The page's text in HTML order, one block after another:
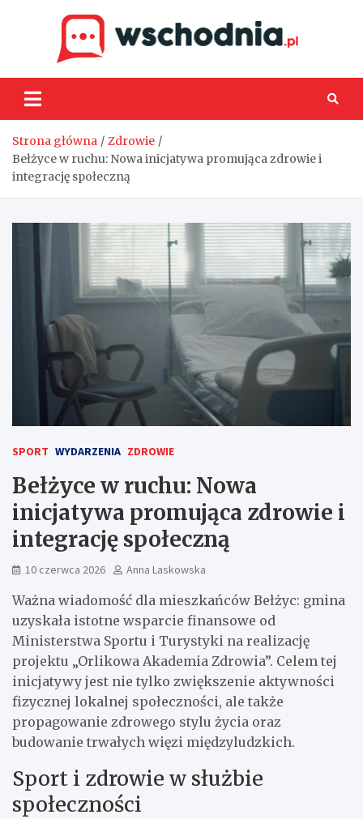
Strona główna
Zdrowie
Bełżyce w ruchu: Nowa inicjatywa promująca zdrowie i
integrację społeczną
SPORT WYDARZENIA ZDROWIE
Bełżyce w ruchu: Nowa
inicjatywa promująca zdrowie i
integrację społeczną
10 czerwca 2026 Anna Laskowska
Ważna wiadomość dla mieszkańców Bełżyc: gmina
uzyskała istotne wsparcie finansowe od
Ministerstwa Sportu i Turystyki na realizację
projektu „Orlikowa Akademia Zdrowia”. Celem tej
inicjatywy jest nie tylko zwiększenie aktywności
fizycznej lokalnej społeczności, ale także
propagowanie zdrowego stylu życia oraz
budowanie trwałych więzi międzyludzkich.
Sport i zdrowie w służbie
społeczności